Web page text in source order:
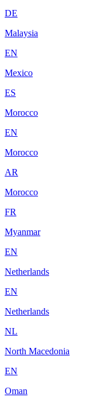
DE
Malaysia
EN
Mexico
ES
Morocco
EN
Morocco
AR
Morocco
FR
Myanmar
EN
Netherlands
EN
Netherlands
NL
North Macedonia
EN
Oman